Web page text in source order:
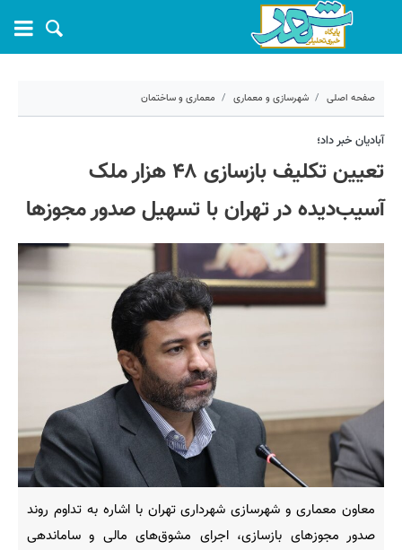
صفحه اصلی شهرسازی و معماری معماری و ساختمان
۸ اردیبهشت ۱۴۰۵ - ۱۱:۲۳
کد مطلب: 80165
آبادیان خبر داد؛
تعیین تکلیف بازسازی ۴۸ هزار ملک
آسیب‌دیده در تهران با تسهیل صدور مجوزها
معاون معماری و شهرسازی شهرداری تهران با اشاره به تداوم روند
صدور مجوزهای بازسازی، اجرای مشوق‌های مالی و ساماندهی